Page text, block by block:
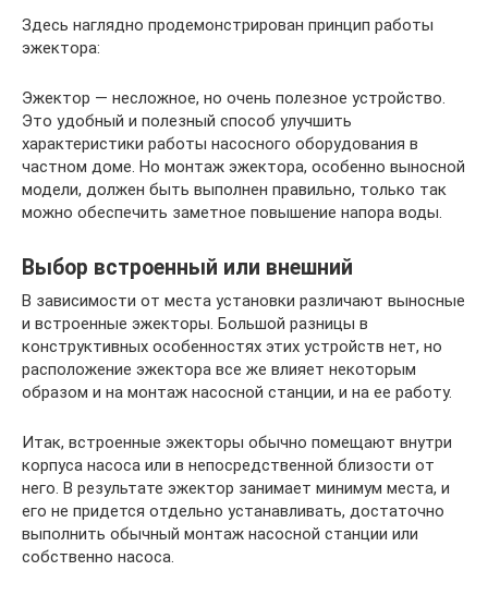
Здесь наглядно продемонстрирован принцип работы
эжектора:
Эжектор — несложное, но очень полезное устройство.
Это удобный и полезный способ улучшить
характеристики работы насосного оборудования в
частном доме. Но монтаж эжектора, особенно выносной
модели, должен быть выполнен правильно, только так
можно обеспечить заметное повышение напора воды.
Выбор встроенный или внешний
В зависимости от места установки различают выносные
и встроенные эжекторы. Большой разницы в
конструктивных особенностях этих устройств нет, но
расположение эжектора все же влияет некоторым
образом и на монтаж насосной станции, и на ее работу.
Итак, встроенные эжекторы обычно помещают внутри
корпуса насоса или в непосредственной близости от
него. В результате эжектор занимает минимум места, и
его не придется отдельно устанавливать, достаточно
выполнить обычный монтаж насосной станции или
собственно насоса.